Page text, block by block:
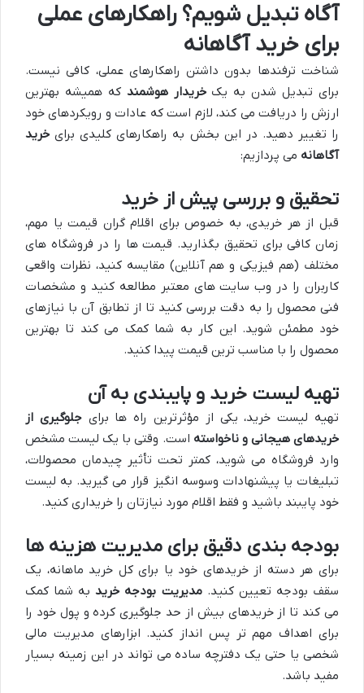
آگاه تبدیل شویم؟ راهکارهای عملی
برای خرید آگاهانه
شناخت ترفندها بدون داشتن راهکارهای عملی، کافی نیست.
برای تبدیل شدن به یکخریدار هوشمند که همیشه بهترین
ارزش را دریافت می کند، لازم است که عادات و رویکردهای خود
را تغییر دهید. در این بخش به راهکارهای کلیدی برای خرید
آگاهانه می پردازیم:
تحقیق و بررسی پیش از خرید
قبل از هر خریدی، به خصوص برای اقلام گران قیمت یا مهم،
زمان کافی برای تحقیق بگذارید. قیمت ها را در فروشگاه های
مختلف (هم فیزیکی و هم آنلاین) مقایسه کنید، نظرات واقعی
کاربران را در وب سایت های معتبر مطالعه کنید و مشخصات
فنی محصول را به دقت بررسی کنید تا از تطابق آن با نیازهای
خود مطمئن شوید. این کار به شما کمک می کند تا بهترین
محصول را با مناسب ترین قیمت پیدا کنید.
تهیه لیست خرید و پایبندی به آن
تهیه لیست خرید، یکی از مؤثرترین راه ها برایجلوگیری از
خریدهای هیجانی و ناخواسته است. وقتی با یک لیست مشخص
وارد فروشگاه می شوید، کمتر تحت تأثیر چیدمان محصولات،
تبلیغات یا پیشنهادات وسوسه انگیز قرار می گیرید. به لیست
خود پایبند باشید و فقط اقلام مورد نیازتان را خریداری کنید.
بودجه بندی دقیق برای مدیریت هزینه ها
برای هر دسته از خریدهای خود یا برای کل خرید ماهانه، یک
سقف بودجه تعیین کنید.مدیریت بودجه خریدبه شما کمک
می کند تا از خریدهای بیش از حد جلوگیری کرده و پول خود را
برای اهداف مهم تر پس انداز کنید. ابزارهای مدیریت مالی
شخصی یا حتی یک دفترچه ساده می تواند در این زمینه بسیار
مفید باشد.